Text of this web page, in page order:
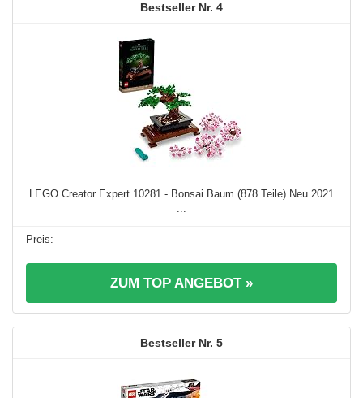
4
LEGO Creator Expert 10281 - Bonsai Baum (878 Teile) Neu 2021
...
ZUM TOP ANGEBOT »
5